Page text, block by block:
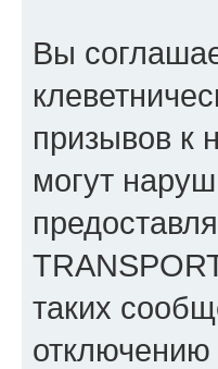
Вы
призывов к
могут
таких